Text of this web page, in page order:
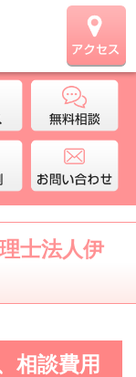
士法人伊
相談費用